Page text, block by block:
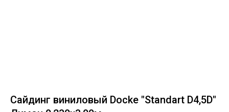
Сайдинг виниловый Docke "Standart D4,5D"